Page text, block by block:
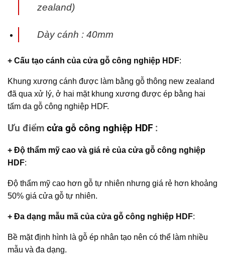
zealand)
Dày cánh : 40mm
+ Cấu tạo cánh của cửa gỗ công nghiệp HDF:
Khung xương cánh được làm bằng gỗ thông new zealand
đã qua xử lý, ở hai mặt khung xương được ép bằng hai
tấm da gỗ công nghiệp HDF.
Ưu điểm cửa gỗ công nghiệp HDF :
+ Độ thẩm mỹ cao và giá rẻ của cửa gỗ công nghiệp
HDF:
Độ thẩm mỹ cao hơn gỗ tự nhiên nhưng giá rẻ hơn khoảng
50% giá cửa gỗ tự nhiên.
+ Đa dạng mẫu mã của cửa gỗ công nghiệp HDF:
Bề mặt định hình là gỗ ép nhân tạo nên có thể làm nhiều
mẫu và đa dạng.